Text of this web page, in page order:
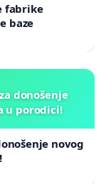
fabrike
baze
donošenje
u porodici!
novog